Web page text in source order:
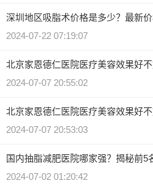
深圳地区吸脂术价格是多少？最新价
2024-07-22 07:19:07
北京家恩德仁医院医疗美容效果好
2024-07-07 20:55:02
北京家恩德仁医院医疗美容效果好
2024-07-07 20:53:03
国内抽脂减肥医院哪家强？揭秘前5
2024-07-02 01:20:42